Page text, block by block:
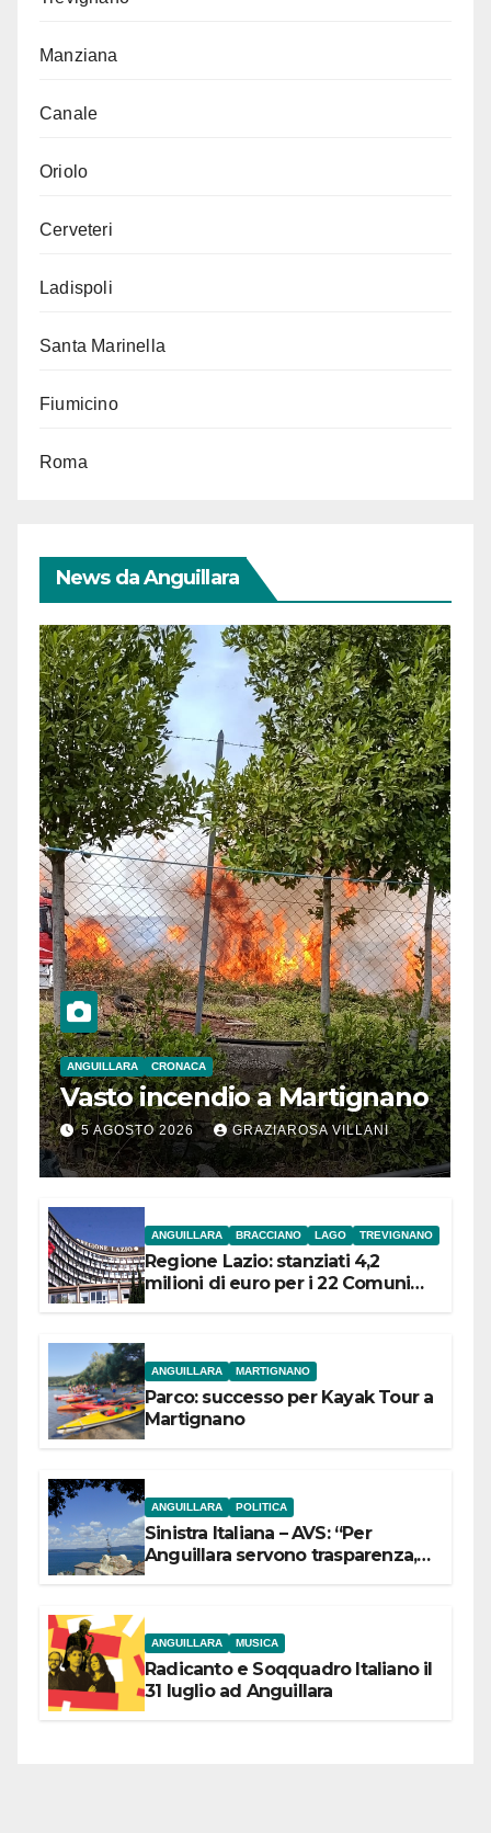
Manziana
Canale
Oriolo
Cerveteri
Ladispoli
Santa Marinella
Fiumicino
Roma
News da Anguillara
ANGUILLARA CRONACA
Vasto incendio a Martignano
5 AGOSTO 2026 GRAZIAROSA VILLANI
ANGUILLARA BRACCIANO LAGO TREVIGNANO
Regione Lazio: stanziati 4,2
milioni di euro per i 22 Comuni
ANGUILLARA MARTIGNANO
Parco: successo per Kayak Tour a
Martignano
ANGUILLARA POLITICA
Sinistra Italiana – AVS: “Per
Anguillara servono trasparenza,
ANGUILLARA MUSICA
Radicanto e Soqquadro Italiano il
31 luglio ad Anguillara